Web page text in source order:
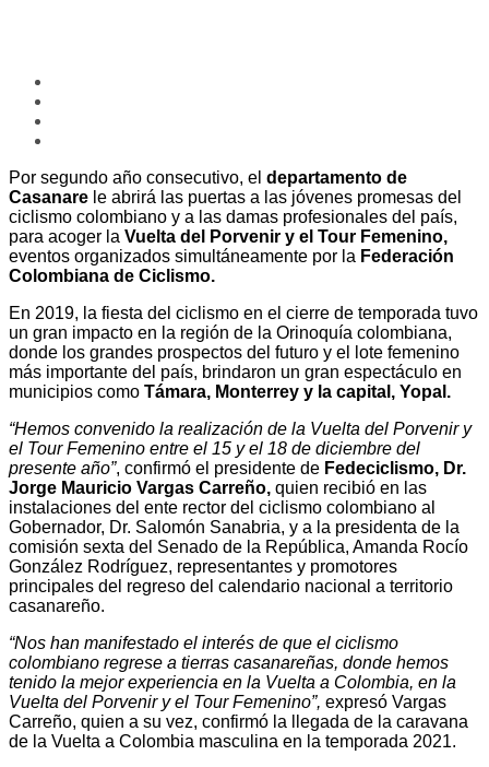
Por segundo año consecutivo, el departamento de
Casanare le abrirá las puertas a las jóvenes promesas del
ciclismo colombiano y a las damas profesionales del país,
para acoger la Vuelta del Porvenir y el Tour Femenino,
eventos organizados simultáneamente por la Federación
Colombiana de Ciclismo.
En 2019, la fiesta del ciclismo en el cierre de temporada tuvo
un gran impacto en la región de la Orinoquía colombiana,
donde los grandes prospectos del futuro y el lote femenino
más importante del país, brindaron un gran espectáculo en
municipios como Támara, Monterrey y la capital, Yopal.
“Hemos convenido la realización de la Vuelta del Porvenir y
el Tour Femenino entre el 15 y el 18 de diciembre del
presente año”, confirmó el presidente de Fedeciclismo, Dr.
Jorge Mauricio Vargas Carreño, quien recibió en las
instalaciones del ente rector del ciclismo colombiano al
Gobernador, Dr. Salomón Sanabria, y a la presidenta de la
comisión sexta del Senado de la República, Amanda Rocío
González Rodríguez, representantes y promotores
principales del regreso del calendario nacional a territorio
casanareño.
“Nos han manifestado el interés de que el ciclismo
colombiano regrese a tierras casanareñas, donde hemos
tenido la mejor experiencia en la Vuelta a Colombia, en la
Vuelta del Porvenir y el Tour Femenino”, expresó Vargas
Carreño, quien a su vez, confirmó la llegada de la caravana
de la Vuelta a Colombia masculina en la temporada 2021.